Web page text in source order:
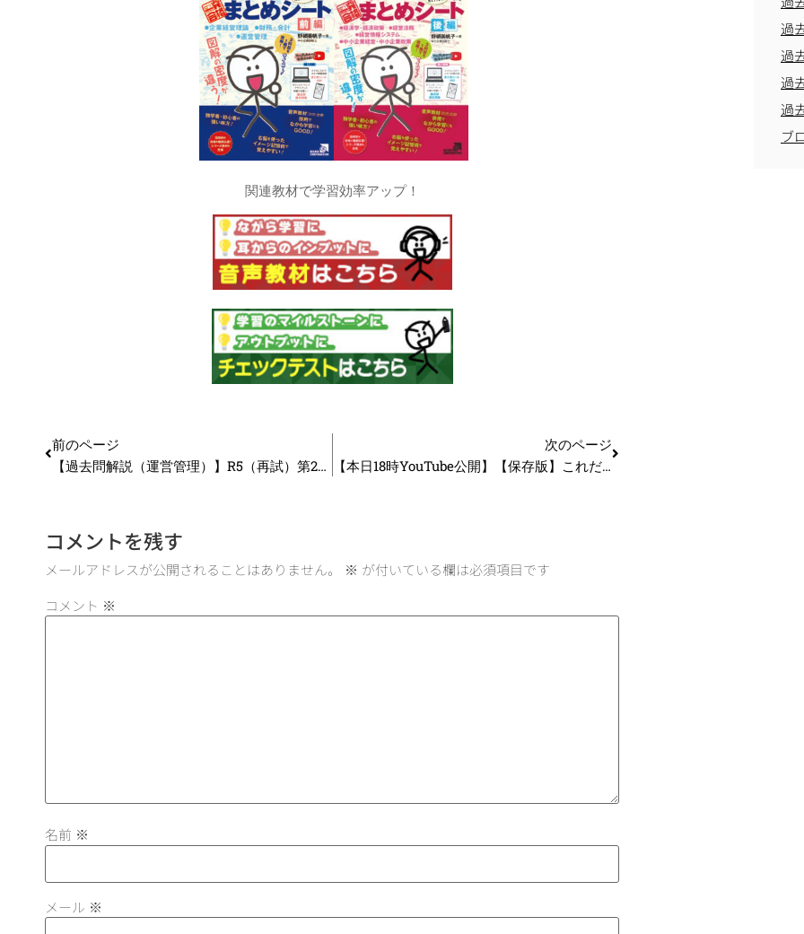
関連教材で学習効率アップ！
前のページ
【過去問解説（運営管理）】R5（再試）第22問 中心市街地活性化法
次のページ
【本日18時YouTube公開】【保存版】これだけはやって！R7年度中小企業診断士1次試験直前チェックリスト15選_第357回
コメントを残す
メールアドレスが公開されることはありません。 ※ が付いている欄は必須項目です
コメント ※
名前 ※
メール ※
過
過
過
過
ブ